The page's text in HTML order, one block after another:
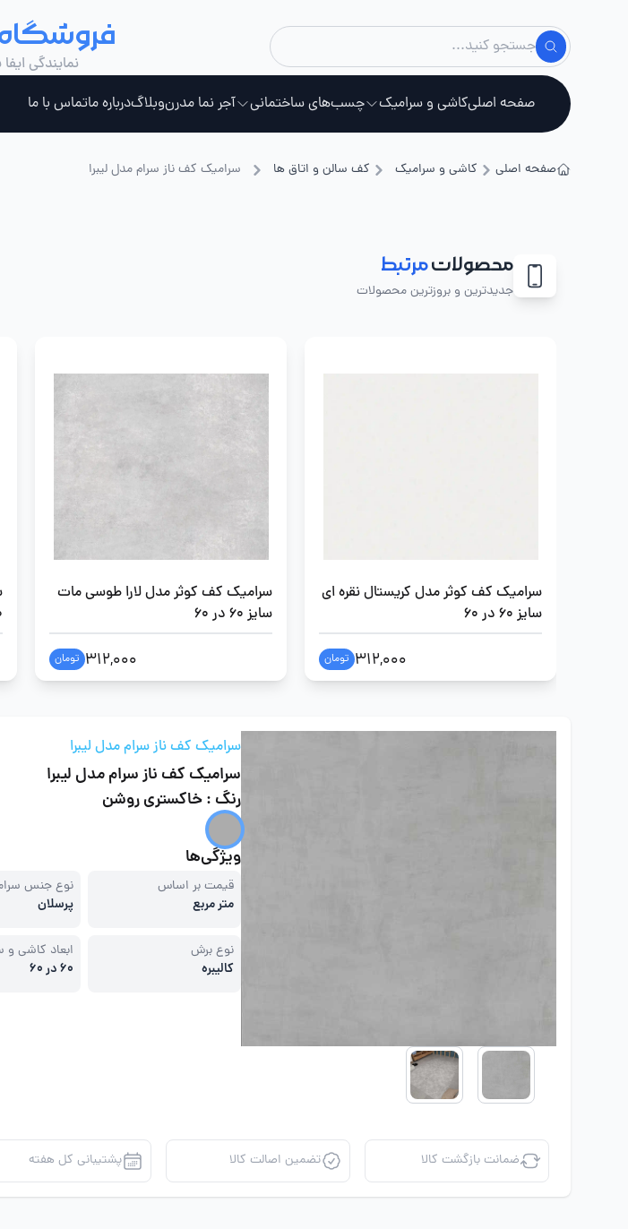
نمایندگی
صفحه اصلیکاشی و سرامیک چسب‌های ساختمانی آجر نما مدرنوبلاگدرباره ماتماس با ما
صفحه اصلی کاشی و سرامیک کف سالن و اتاق ها سرامیک کف ناز سرام مدل لیبرا
محصولاتمرتبط
جدیدترین و بروزترین محصولات
سرامیک کف کوثر مدل کریستال نقره ای
سایز 60 در 60
312,000 تومان
سرامیک کف کوثر مدل لارا طوسی مات
سایز 60 در 60
312,000 تومان
سرامیک کف ناز سرام مدل لیبرا
سرامیک کف ناز سرام مدل لیبرا
رنگ : خاکستری روشن
ویژگی‌ها
قیمت بر اساس
متر مربع
نوع جنس
پرسلان
نوع برش
کالیبره
ابعاد کاشی و
60 در 60
ضمانت بازگشت کالا تضمین اصالت کالا پشتیبانی کل هفته